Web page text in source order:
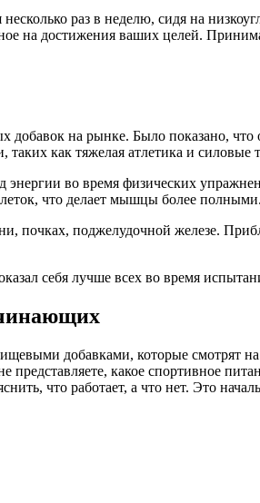
раз в неделю, сидя на
на достижения ваших целей.
добавок на рынке. Было показано, что
как тяжелая атлетика и силовые
во время физических
что делает мышцы более полными.
почках, поджелудочной железе.
себя лучше всех во время
добавками, которые смотрят на
какое спортивное
что работает, а что нет. Это